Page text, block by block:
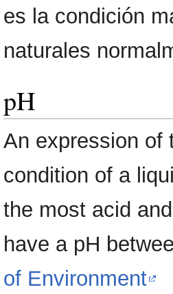
es la condición
naturales
pH
An expression of
condition of a
the most acid
have a pH
of Environment